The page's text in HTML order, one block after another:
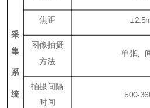
采
集
系
统
焦距 ±2 .5
图像拍摄
方法
单张、
拍摄间隔
时间
500-